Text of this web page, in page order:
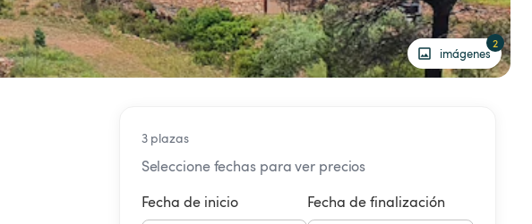
imágenes
2
3 plazas
Seleccione fechas para ver precios
Fecha de inicio
Fecha de finalización